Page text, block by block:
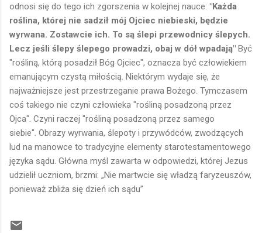
odnosi się do tego ich zgorszenia w kolejnej nauce: "Każda
roślina, której nie sadził mój Ojciec niebieski, będzie
wyrwana. Zostawcie ich. To są ślepi przewodnicy ślepych.
Lecz jeśli ślepy ślepego prowadzi, obaj w dół wpadają" Być
"rośliną, którą posadził Bóg Ojciec", oznacza być człowiekiem
emanującym czystą miłością. Niektórym wydaje się, że
najważniejsze jest przestrzeganie prawa Bożego. Tymczasem
coś takiego nie czyni człowieka "rośliną posadzoną przez
Ojca". Czyni raczej "rośliną posadzoną przez samego
siebie". Obrazy wyrwania, ślepoty i przywódców, zwodzących
lud na manowce to tradycyjne elementy starotestamentowego
języka sądu. Główna myśl zawarta w odpowiedzi, której Jezus
udzielił uczniom, brzmi: „Nie martwcie się władzą faryzeuszów,
ponieważ zbliża się dzień ich sądu”